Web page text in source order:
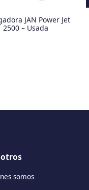
JAN Power Jet
2500 – Usada
somos